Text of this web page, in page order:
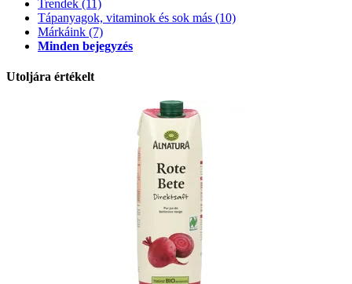
Trendek (11)
Tápanyagok, vitaminok és sok más (10)
Márkáink (7)
Minden bejegyzés
Utoljára értékelt